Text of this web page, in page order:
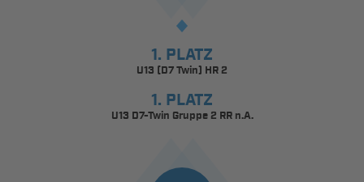
1. PLATZ
U13 (D7 Twin) HR 2
1. PLATZ
U13 D7-Twin Gruppe 2 RR n.A.